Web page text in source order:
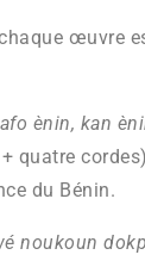
œuvre
ènin, kan
quatre
du Bénin.
noukoun